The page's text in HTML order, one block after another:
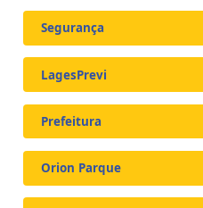
Segurança
LagesPrevi
Prefeitura
Orion Parque